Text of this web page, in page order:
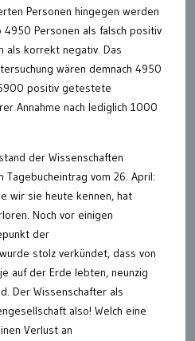
Personen hingegen werden
4950 Personen als falsch positiv
korrekt negativ. Das
wären demnach 4950
positiv getestete
Annahme nach lediglich 1000
der Wissenschaften
Tagebucheintrag vom 26. April:
wir sie heute kennen, hat
Noch vor einigen
der
stolz verkündet, dass von
auf der Erde lebten, neunzig
Der Wissenschafter als
also! Welch eine
Verlust an